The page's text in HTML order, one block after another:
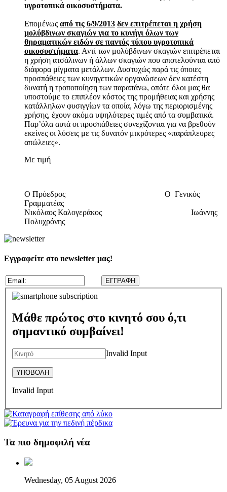
υγροτοπικά οικοσυστήματα.
Επομένως από τις 6/9/2013 δεν επιτρέπεται η χρήση
μολύβδινων σκαγιών για το κυνήγι όλων των
θηραματικών ειδών σε παντός τύπου υγροτοπικά
οικοσυστήματα. Αντί των μολύβδινων σκαγιών επιτρέπεται
η χρήση ατσάλινων ή άλλων σκαγιών που αποτελούνται από
διάφορα μίγματα μετάλλων. Δυστυχώς παρά τις όποιες
προσπάθειες των κυνηγετικών οργανώσεων δεν κατέστη
δυνατή η τροποποίηση των παραπάνω, οπότε όλοι μας θα
υποστούμε το επιπλέον κόστος της προμήθειας και χρήσης
κατάλληλων φυσιγγίων τα οποία, λόγω της περιορισμένης
χρήσης, έχουν ακόμα υψηλότερες τιμές από τα συμβατικά.
Παρ’όλα αυτά οι προσπάθειες συνεχίζονται για να βρεθούν
εκείνες οι λύσεις με τις δυνατόν μικρότερες «παράπλευρες
απώλειες».
Με τιμή
Ο Πρόεδρος Ο Γενικός
Γραμματέας
Νικόλαος Καλογεράκος Ιωάννης
Πολυχρόνης
Εγγραφείτε στο newsletter μας!
Μάθε πρώτος στο κινητό σου ό,τι
σημαντικό συμβαίνει!
Invalid Input
Invalid Input
Τα πιο δημοφιλή νέα
Wednesday, 05 August 2026